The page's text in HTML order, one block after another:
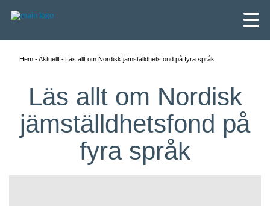
Hem Aktuellt Läs allt om Nordisk jämställdhetsfond på fyra språk
Läs allt om Nordisk
jämställdhetsfond på
fyra språk